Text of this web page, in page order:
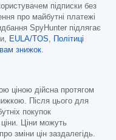
підписки без
про майбутні платежі
SpyHunter підлягає
EULA/TOS,
Політиці
знижок.
ціною дійсна протягом
Після цього для
покупок
Ціни можуть
зміни цін заздалегідь.